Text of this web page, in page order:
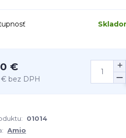
€
€ bez DPH
01014
Amio